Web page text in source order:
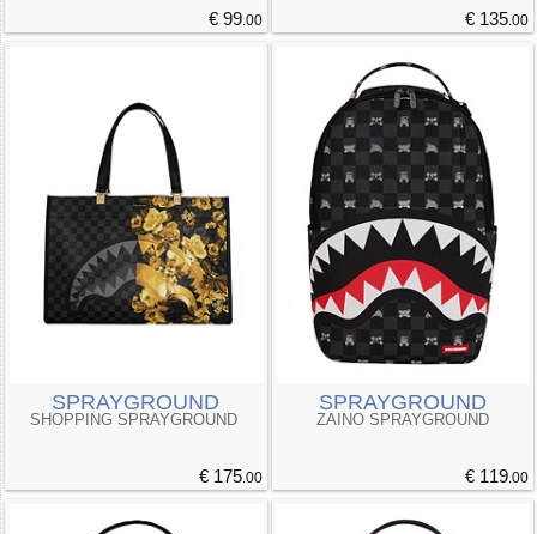
€ 99.00 € 135.00
SPRAYGROUND
SHOPPING SPRAYGROUND
€ 175.00
SPRAYGROUND
ZAINO SPRAYGROUND
€ 119 .00